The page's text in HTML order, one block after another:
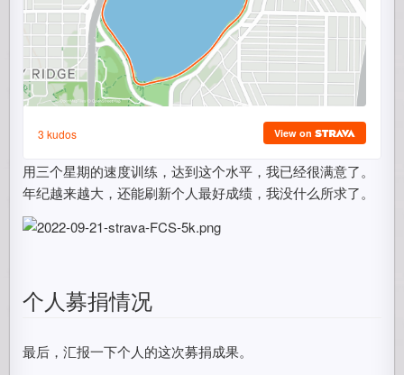
用三个星期的速度训练，达到这个水平，我已经很满意了。
年纪越来越大，还能刷新个人最好成绩，我没什么所求了。
个人募捐情况
最后，汇报一下个人的这次募捐成果。